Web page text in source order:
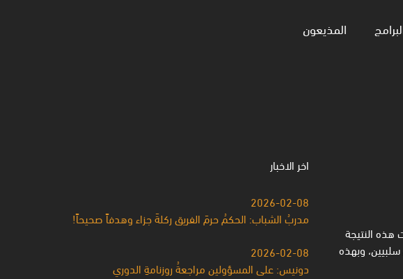
المذيعون
هذه النتيجة
سلبيين، وبهذه
اخر الاخبار
2026-02-08
مدربُ الشباب: الحكمُ حرمَ الفريق ركلةَ جزاء وهدفاً صحيحاً!
2026-02-08
دونيس: على المسؤولين مراجعةُ روزنامةِ الدوري